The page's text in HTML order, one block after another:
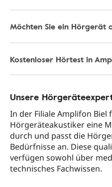
Möchten Sie ein Hörgerät
Kostenloser Hörtest in
Unsere
In der Filiale Amplifon Biel
Hörgeräteakustiker eine
durch und passt die
Bedürfnisse an. Diese
verfügen sowohl über
technisches Fachwissen.